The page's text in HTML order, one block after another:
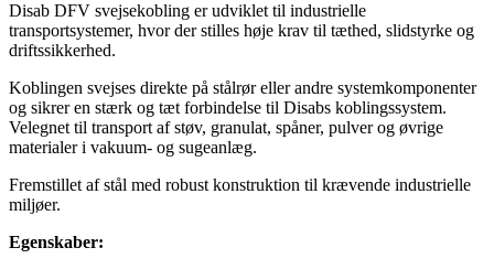
Disab DFV svejsekobling er udviklet til industrielle
transportsystemer, hvor der stilles høje krav til tæthed, slidstyrke og
driftssikkerhed.
Koblingen svejses direkte på stålrør eller andre systemkomponenter
og sikrer en stærk og tæt forbindelse til Disabs koblingssystem.
Velegnet til transport af støv, granulat, spåner, pulver og øvrige
materialer i vakuum- og sugeanlæg.
Fremstillet af stål med robust konstruktion til krævende industrielle
miljøer.
Egenskaber: